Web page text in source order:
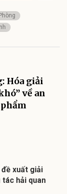
Hóa giải
về an
đề xuất giải
tác hải quan